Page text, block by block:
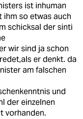
ist inhuman
ihm so etwas auch
schicksal der sinti
wir sind ja schon
er denkt. da
am falschen
und
der einzelnen
vorhanden.